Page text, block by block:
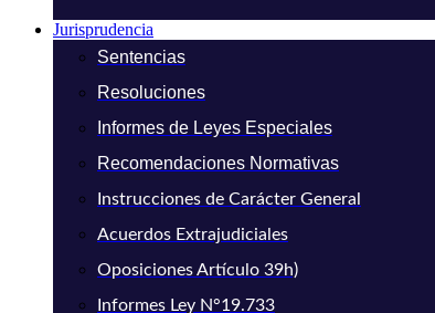
Jurisprudencia
Sentencias
Resoluciones
Informes de Leyes Especiales
Recomendaciones Normativas
Instrucciones de Carácter General
Acuerdos Extrajudiciales
Oposiciones Artículo 39h)
Informes Ley N°19.733